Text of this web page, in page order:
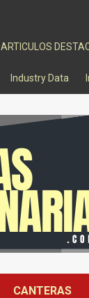
ARTICULOS
Industry Data
CANTERAS